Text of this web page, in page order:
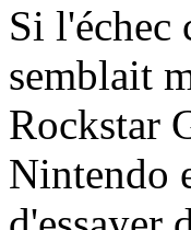
Si l'échec
semblait
Rockstar
Nintendo